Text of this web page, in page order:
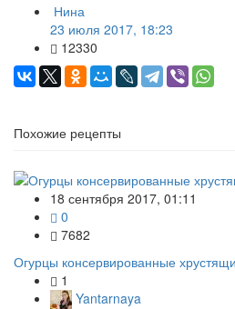
Нина
23 июля 2017, 18:23
12330
Похожие рецепты
18 сентября 2017, 01:11
0
7682
Огурцы консервированные
1
Yantarnaya